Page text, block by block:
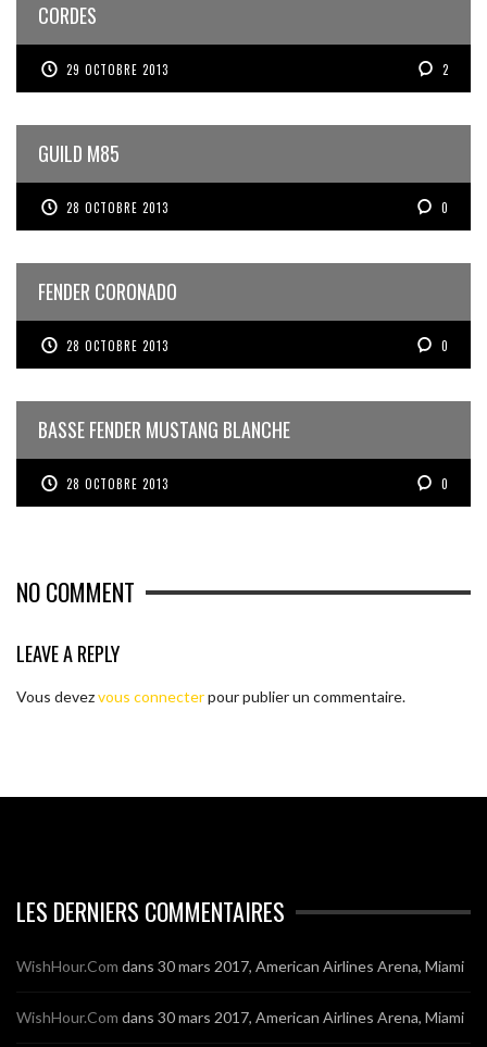
CORDES
29 OCTOBRE 2013 2
GUILD M85
28 OCTOBRE 2013 0
FENDER CORONADO
28 OCTOBRE 2013 0
BASSE FENDER MUSTANG BLANCHE
28 OCTOBRE 2013 0
NO COMMENT
LEAVE A REPLY
Vous devezvous connecterpour publier un commentaire.
LES DERNIERS COMMENTAIRES
WishHour.Com dans 30 mars 2017, American Airlines Arena, Miami
WishHour.Com dans 30 mars 2017, American Airlines Arena, Miami